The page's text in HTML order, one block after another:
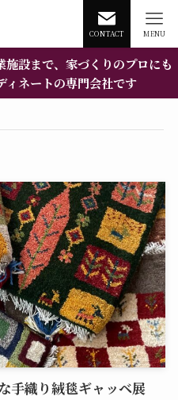
CONTACT MENU
設まで、家づくりのプロにも
ィネートの専門会社です
手織り絨毯ギャッベ展